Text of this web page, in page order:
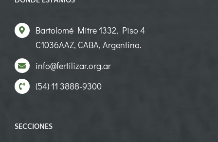
Bartolomé Mitre 1332, Piso 4
C1036AAZ, CABA, Argentina.
info@fertilizar.org.ar
(54) 11 3888-9300
SECCIONES